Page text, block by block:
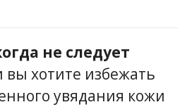
не следует
вы хотите избежать
увядания кожи